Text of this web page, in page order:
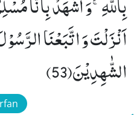
اَنْزَلْتَ وَ اتَّبَعْنَا
الشّٰهِدِیْنَ(53)